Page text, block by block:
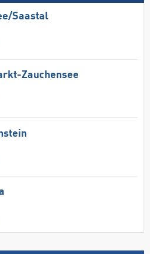
​Saastal
Zauchensee